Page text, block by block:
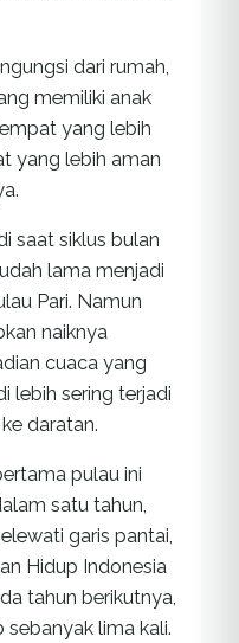
dari rumah,
memiliki anak
yang lebih
yang lebih aman
saat siklus bulan
lama menjadi
Pari. Namun
naiknya
cuaca yang
lebih sering terjadi
daratan.
pulau ini
satu tahun,
garis pantai,
Hidup Indonesia
tahun berikutnya,
sebanyak lima kali.